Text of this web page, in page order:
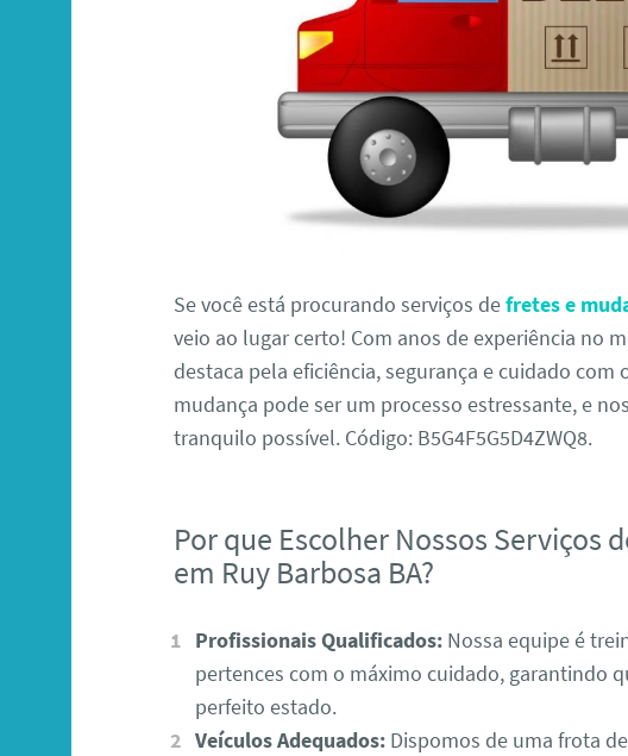
Se você está procurando serviços defretes e
veio ao lugar certo! Com anos de experiência no
destaca pela eficiência, segurança e cuidado com
mudança pode ser um processo estressante, e
tranquilo possível. Código: B5G4F5G5D4ZWQ8.
Por que Escolher Nossos Serviços
em Ruy Barbosa BA?
Profissionais Qualificados:Nossa equipe é
pertences com o máximo cuidado, garantindo
perfeito estado.
Veículos Adequados:Dispomos de uma frota